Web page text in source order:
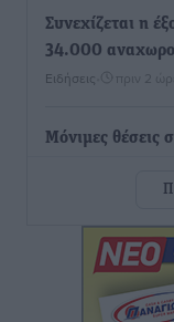
Συνεχίζεται η
34.000
Ειδήσεις πριν 2
Μόνιμες θέσεις
για τους δήμους
Δεύτερη πηγή
ψαράδες ο